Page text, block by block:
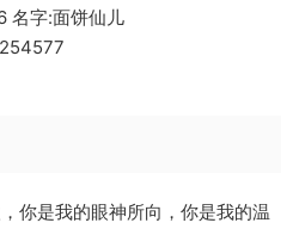
名字:面饼仙儿
你是我的眼神所向，你是我的温